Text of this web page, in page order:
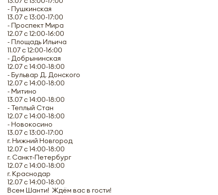
- Пушкинская
13.07 с 13:00-17:00
- Проспект Мира
12.07 с 12:00-16:00
- Площадь Ильича
11.07 с 12:00-16:00
- Добрынинская
12.07 с 14:00-18:00
- Бульвар Д. Донского
12.07 с 14:00-18:00
- Митино
13.07 с 14:00-18:00
- Теплый Стан
12.07 с 14:00-18:00
- Новокосино
13.07 с 13:00-17:00
г. Нижний Новгород
12.07 с 14:00-18:00
г. Санкт-Петербург
12.07 с 14:00-18:00
г. Краснодар
12.07 с 14:00-18:00
Всем Шанти! Ждём вас в гости!